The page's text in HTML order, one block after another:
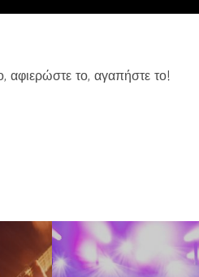
αφιερώστε το, αγαπήστε το!